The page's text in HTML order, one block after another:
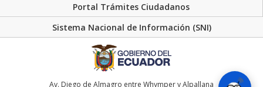
Portal Trámites Ciudadanos
Sistema Nacional de Información (SNI)
Av. Diego de Almagro entre Whymper y Alpallana